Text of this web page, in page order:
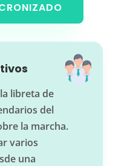
libreta de
del
la marcha.
varios
una